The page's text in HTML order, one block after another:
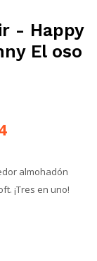
- Happy
El oso
almohadón
¡Tres en uno!